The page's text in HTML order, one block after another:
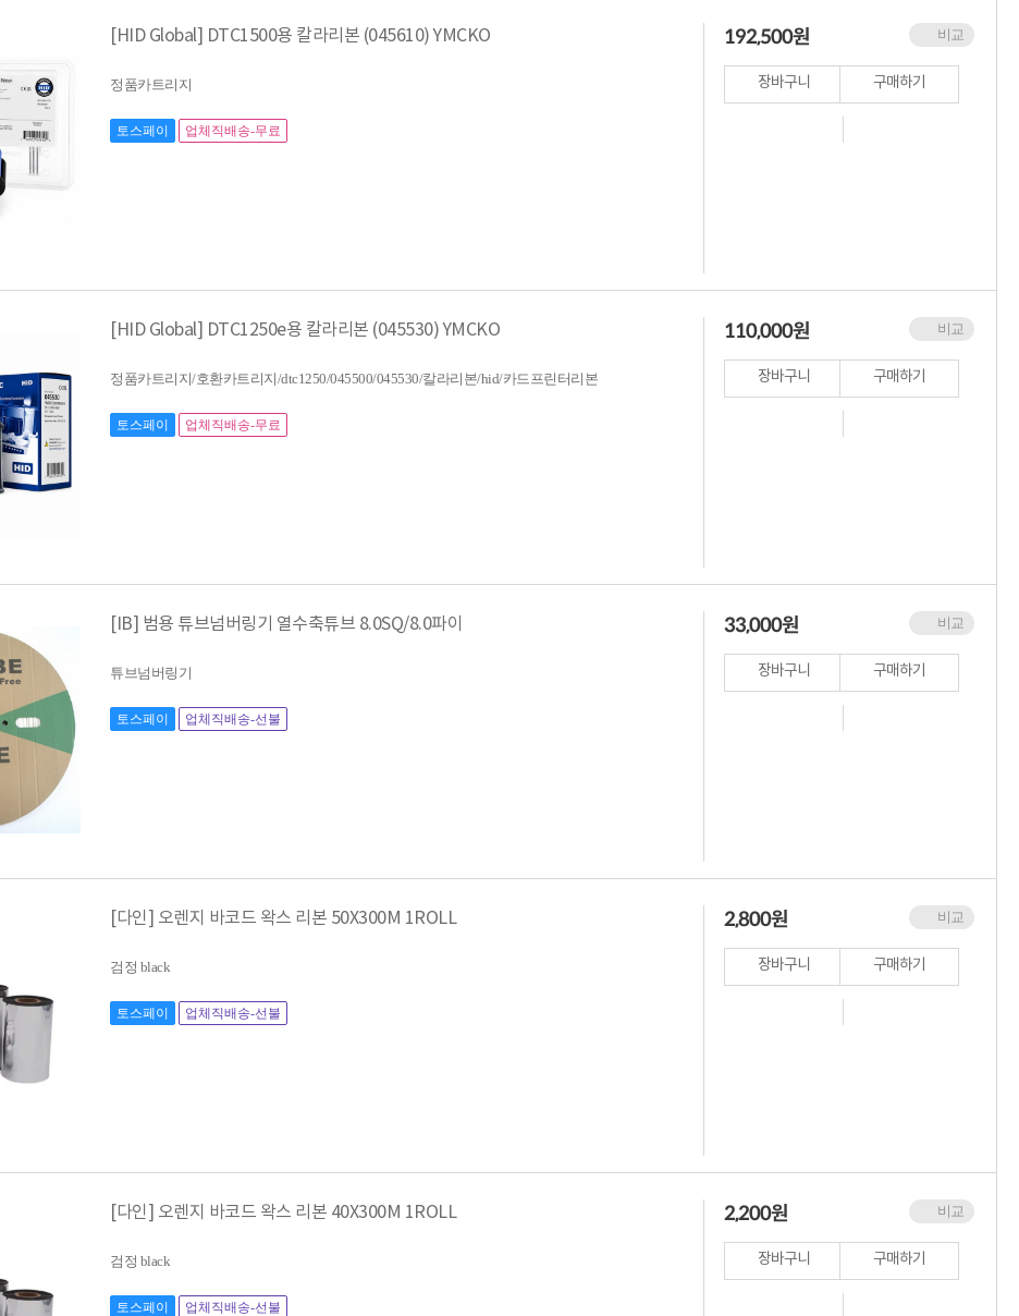
네트워크 자재
혜택 PACK
Dell 구매 찬스
프로 에센셜
[HID Global] DTC1500용 칼라리본 (045610) YMCKO
정품카트리지
토스페이 업체직배송-무료
비교
192,500원
장바구니 구매하기
[HID Global] DTC1250e용 칼라리본 (045530) YMCKO
정품카트리지/호환카트리지/dtc1250/045500/045530/칼라리본/hid/카드프린터리본
토스페이 업체직배송-무료
비교
110,000원
장바구니 구매하기
[IB] 범용 튜브넘버링기 열수축튜브 8.0SQ/8.0파이
튜브넘버링기
토스페이 업체직배송-선불
비교
33,000원
장바구니 구매하기
[다인] 오렌지 바코드 왁스 리본 50X300M 1ROLL
검정 black
토스페이 업체직배송-선불
비교
2,800원
장바구니 구매하기
[다인] 오렌지 바코드 왁스 리본 40X300M 1ROLL
검정 black
토스페이 업체직배송-선불
비교
2,200원
장바구니 구매하기